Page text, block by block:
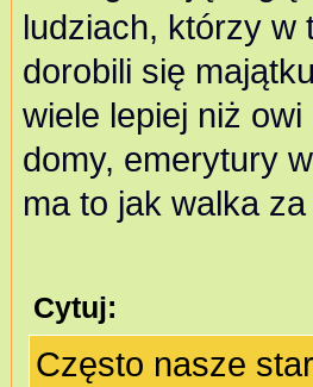
ludziach, którzy w
dorobili się
wiele lepiej niż
domy, emerytury
ma to jak walka
Cytuj:
Często nasze